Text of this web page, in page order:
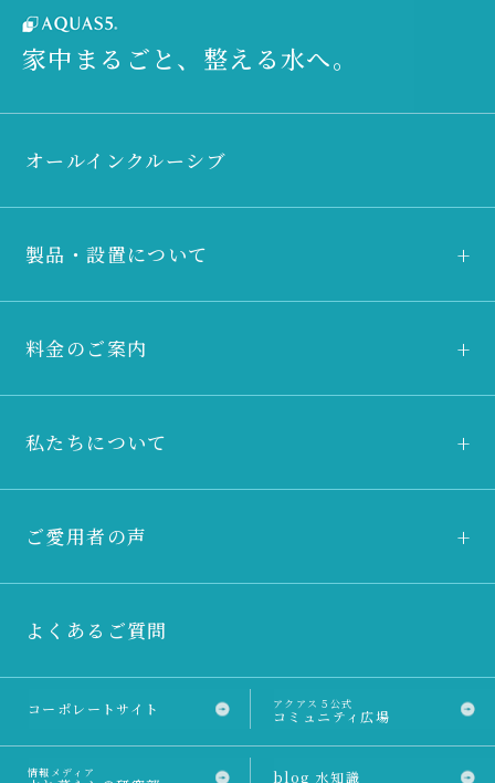
家中まるごと、整える水へ。
オールインクルーシブ
製品・設置について
料金のご案内
私たちについて
ご愛用者の声
よくあるご質問
コーポレートサイト アクアス５公式
コミュニティ広場
情報メディア blog 水知識